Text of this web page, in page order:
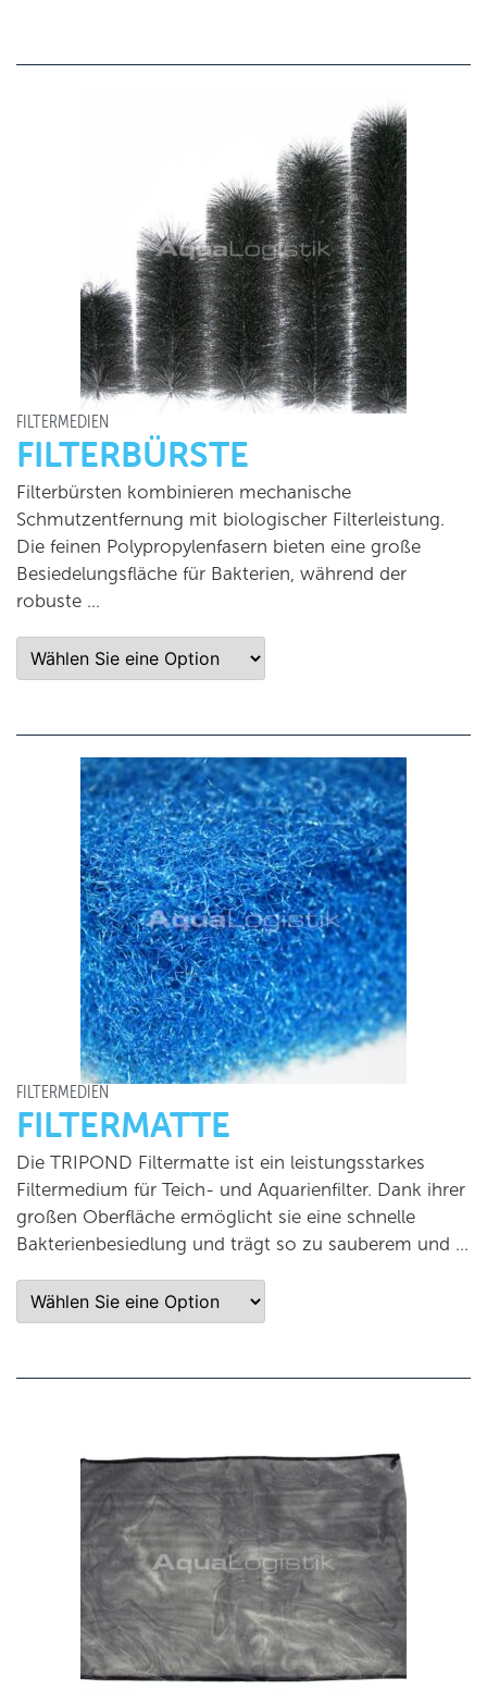
FILTERMEDIEN
FILTERBÜRSTE
Filterbürsten kombinieren mechanische
Schmutzentfernung mit biologischer Filterleistung.
Die feinen Polypropylenfasern bieten eine große
Besiedelungsfläche für Bakterien, während der
robuste …
FILTERMEDIEN
FILTERMATTE
Die TRIPOND Filtermatte ist ein leistungsstarkes
Filtermedium für Teich- und Aquarienfilter. Dank ihrer
großen Oberfläche ermöglicht sie eine schnelle
Bakterienbesiedlung und trägt so zu sauberem und …